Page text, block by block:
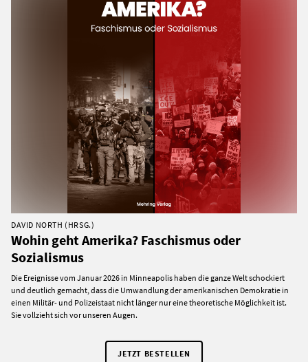
DAVID NORTH (HRSG.)
Wohin geht Amerika? Faschismus oder
Sozialismus
Die Ereignisse vom Januar 2026 in Minneapolis haben die ganze Welt schockiert
und deutlich gemacht, dass die Umwandlung der amerikanischen Demokratie in
einen Militär- und Polizeistaat nicht länger nur eine theoretische Möglichkeit ist.
Sie vollzieht sich vor unseren Augen.
JETZT BESTELLEN